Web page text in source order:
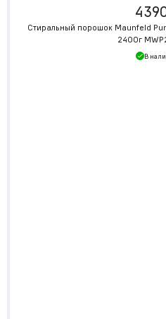
Стиральный порошок Maunfeld
2400г
В